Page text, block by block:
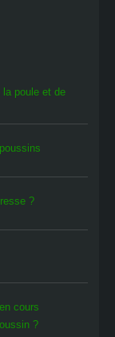
la poule et de
?
cours
?